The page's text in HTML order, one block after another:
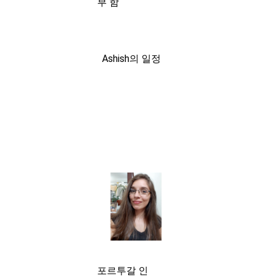
부 함
Ashish의 일정
포르투갈 인